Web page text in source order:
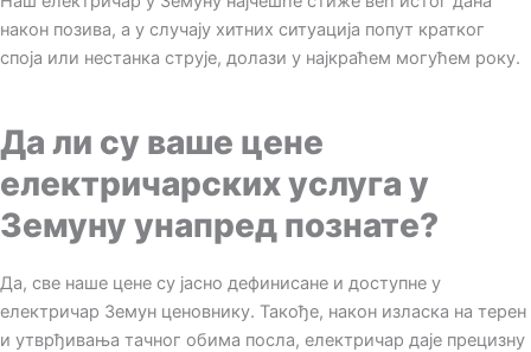
након позива, а у случају хитних ситуација попут кратког
споја или нестанка струје, долази у најкраћем могућем року.
Да ли су ваше цене
електричарских услуга у
Земуну унапред познате?
Да, све наше цене су јасно дефинисане и доступне у
електричар Земун ценовнику. Такође, након изласка на терен
и утврђивања тачног обима посла, електричар даје прецизну